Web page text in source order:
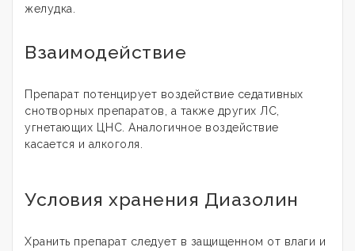
желудка.
Взаимодействие
Препарат потенцирует воздействие седативных
снотворных препаратов, а также других ЛС,
угнетающих ЦНС. Аналогичное воздействие
касается и алкоголя.
Условия хранения Диазолин
Хранить препарат следует в защищенном от влаги и